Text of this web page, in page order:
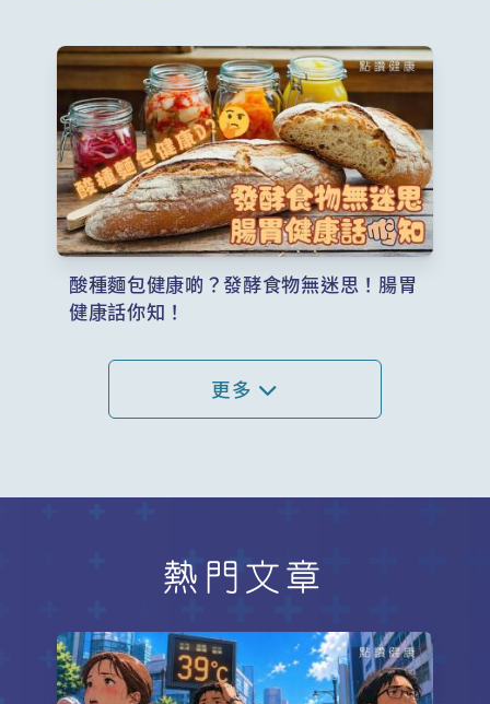
酸種麵包健康啲？發酵食物無迷思！腸胃
健康話你知！
更多
熱門文章